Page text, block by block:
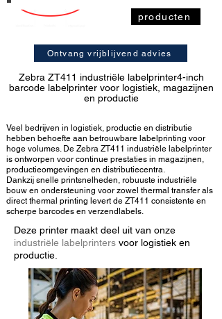
producten
Ontvang vrijblijvend advies
Zebra ZT411 industriële labelprinter4-inch
barcode labelprinter voor logistiek, magazijnen
en productie
Veel bedrijven in logistiek, productie en distributie
hebben behoefte aan betrouwbare labelprinting voor
hoge volumes. De Zebra ZT411 industriële labelprinter
is ontworpen voor continue prestaties in magazijnen,
productieomgevingen en distributiecentra.
Dankzij snelle printsnelheden, robuuste industriële
bouw en ondersteuning voor zowel thermal transfer als
direct thermal printing levert de ZT411 consistente en
scherpe barcodes en verzendlabels.
Deze printer maakt deel uit van onze
industriële labelprinters voor logistiek en
productie.